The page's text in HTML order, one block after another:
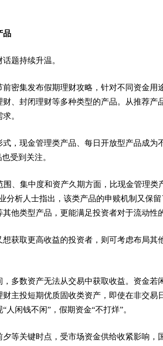
品
题持续升温。
密集发布假期理财攻略，针对不同资金用
、封闭理财等多种类型的产品。从推荐产
。
，现金管理类产品、每日开放型产品成为
受到关注。
围、集中度和资产久期方面，比现金管理
分析人士指出，该类产品的申赎机制又保
他类型产品，更能满足投资者对于流动性
获取更高收益的投资者，则可考虑布局其
多数资产无法从交易中获取收益。资金若
主投短期优质固收类资产，即使在非交易
闲钱不闲”，假期资金“不打烊”。
等关键时点，受市场资金供给收紧影响，